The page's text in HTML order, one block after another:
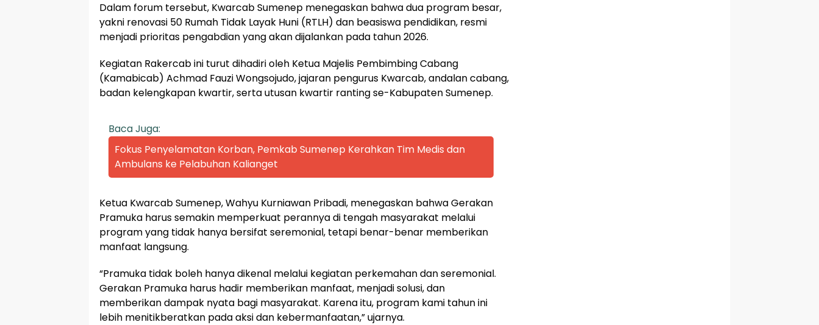
Dalam forum tersebut, Kwarcab Sumenep menegaskan bahwa dua program besar,
yakni renovasi 50 Rumah Tidak Layak Huni (RTLH) dan beasiswa pendidikan, resmi
menjadi prioritas pengabdian yang akan dijalankan pada tahun 2026.
Kegiatan Rakercab ini turut dihadiri oleh Ketua Majelis Pembimbing Cabang
(Kamabicab) Achmad Fauzi Wongsojudo, jajaran pengurus Kwarcab, andalan cabang,
badan kelengkapan kwartir, serta utusan kwartir ranting se-Kabupaten Sumenep.
Baca Juga:
Fokus Penyelamatan Korban, Pemkab Sumenep Kerahkan Tim Medis dan
Ambulans ke Pelabuhan Kalianget
Ketua Kwarcab Sumenep, Wahyu Kurniawan Pribadi, menegaskan bahwa Gerakan
Pramuka harus semakin memperkuat perannya di tengah masyarakat melalui
program yang tidak hanya bersifat seremonial, tetapi benar-benar memberikan
manfaat langsung.
“Pramuka tidak boleh hanya dikenal melalui kegiatan perkemahan dan seremonial.
Gerakan Pramuka harus hadir memberikan manfaat, menjadi solusi, dan
memberikan dampak nyata bagi masyarakat. Karena itu, program kami tahun ini
lebih menitikberatkan pada aksi dan kebermanfaatan,” ujarnya.